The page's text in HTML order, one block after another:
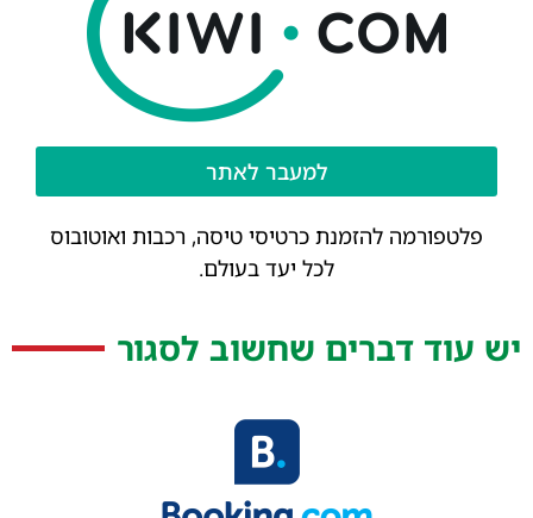
למעבר לאתר
פלטפורמה להזמנת כרטיסי טיסה, רכבות ואוטובוס
לכל יעד בעולם.
יש עוד דברים שחשוב לסגור